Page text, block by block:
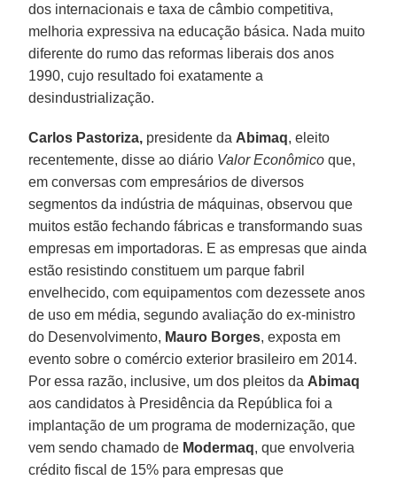
dos internacionais e taxa de câmbio competitiva,
melhoria expressiva na educação básica. Nada muito
diferente do rumo das reformas liberais dos anos
1990, cujo resultado foi exatamente a
desindustrialização.
Carlos Pastoriza, presidente da Abimaq, eleito
recentemente, disse ao diário Valor Econômico que,
em conversas com empresários de diversos
segmentos da indústria de máquinas, observou que
muitos estão fechando fábricas e transformando suas
empresas em importadoras. E as empresas que ainda
estão resistindo constituem um parque fabril
envelhecido, com equipamentos com dezessete anos
de uso em média, segundo avaliação do ex-ministro
do Desenvolvimento, Mauro Borges, exposta em
evento sobre o comércio exterior brasileiro em 2014.
Por essa razão, inclusive, um dos pleitos da Abimaq
aos candidatos à Presidência da República foi a
implantação de um programa de modernização, que
vem sendo chamado de Modermaq, que envolveria
crédito fiscal de 15% para empresas que